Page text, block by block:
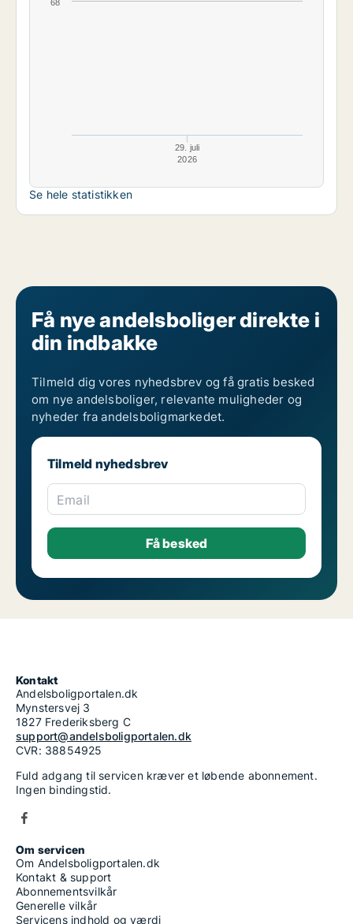
29. juli
2026
68
Se hele statistikken
Få nye andelsboliger direkte i
din indbakke
Tilmeld dig vores nyhedsbrev og få gratis besked
om nye andelsboliger, relevante muligheder og
nyheder fra andelsboligmarkedet.
Tilmeld nyhedsbrev
Email
Kontakt
Andelsboligportalen.dk
Mynstersvej 3
1827 Frederiksberg C
support@andelsboligportalen.dk
CVR: 38854925
Fuld adgang til servicen kræver et løbende abonnement.
Ingen bindingstid.
Om servicen
Om Andelsboligportalen.dk
Kontakt & support
Abonnementsvilkår
Generelle vilkår
Servicens indhold og værdi